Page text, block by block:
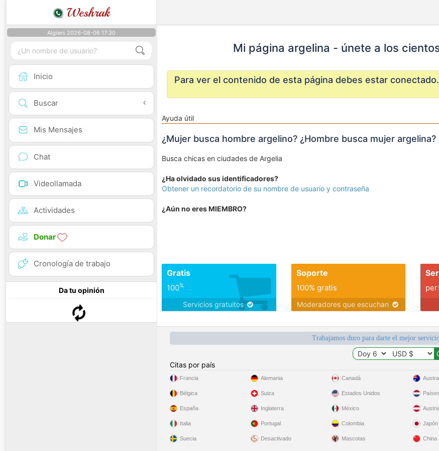
Weshrak
Algiers 2026-08-06 17:30
Inicio
Buscar
Mis Mensajes
Chat
Videollamada
Actividades
Donar
Cronología de trabajo
Da tu opinión
Mi página argelina - únete a los
Para ver el contenido de esta página debes estar conectado.
Ayuda útil
¿Mujer busca hombre argelino? ¿Hombre busca mujer argelina?
Busca chicas en ciudades de Argelia
¿Ha olvidado sus identificadores?
Obtener un recordatorio de su nombre de usuario y contraseña
¿Aún no eres MIEMBRO?
Gratis
100%
Servicios gratuitos
Soporte
100% gratis
Moderadores que escuchan
Trabajamos duro para darte el mejor
Citas por país
Francia
Bélgica
España
Italia
Suecia
Alemania
Suiza
Inglaterra
Portugal
Desactivado
Canadá
Estados Unidos
México
Colombia
Mascotas
Japón
China